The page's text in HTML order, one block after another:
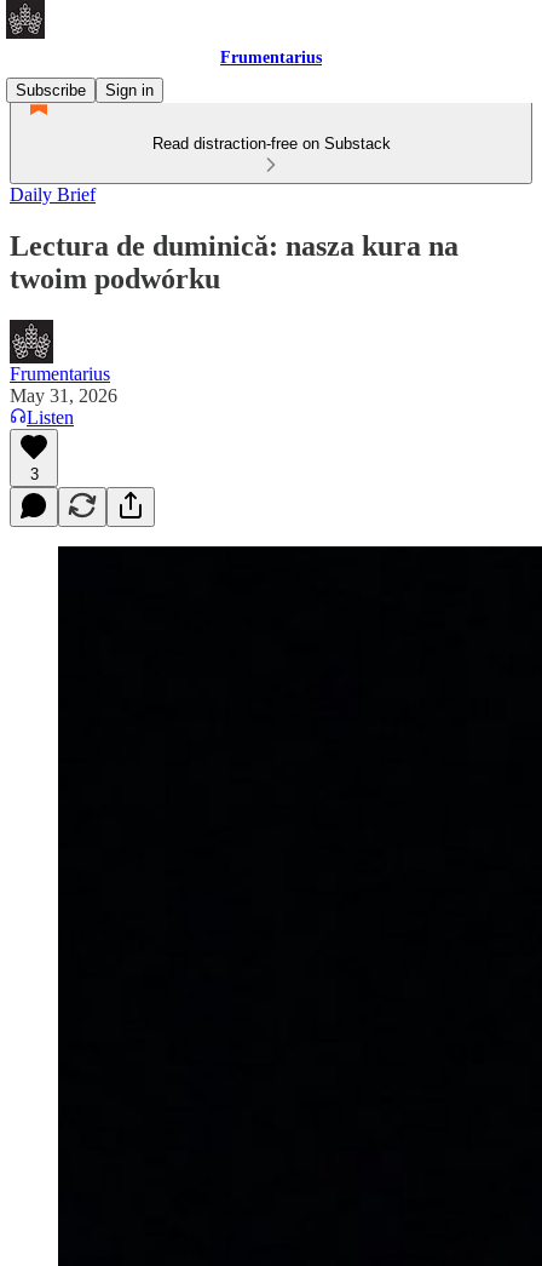
Frumentarius
Subscribe
Sign in
Read distraction-free on Substack
Daily Brief
Lectura de duminică: nasza kura na
twoim podwórku
Frumentarius
May 31, 2026
Listen
3